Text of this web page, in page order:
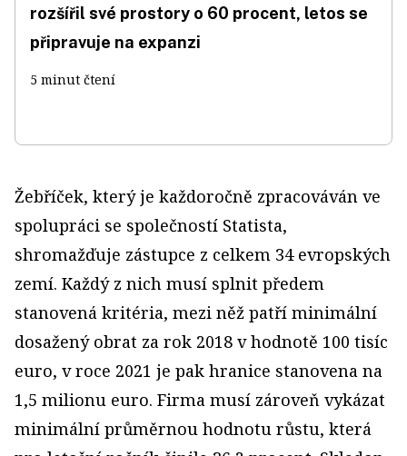
rozšířil své prostory o 60 procent, letos se
připravuje na expanzi
5 minut čtení
Žebříček, který je každoročně zpracováván ve
spolupráci se společností Statista,
shromažďuje zástupce z celkem 34 evropských
zemí. Každý z nich musí splnit předem
stanovená kritéria, mezi něž patří minimální
dosažený obrat za rok 2018 v hodnotě 100 tisíc
euro, v roce 2021 je pak hranice stanovena na
1,5 milionu euro. Firma musí zároveň vykázat
minimální průměrnou hodnotu růstu, která